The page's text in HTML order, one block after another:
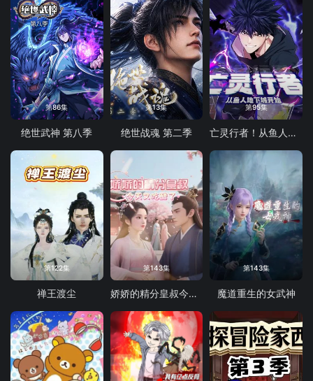
第86集
绝世武神 第八季
第13集
绝世战魂 第二季
第95集
亡灵行者！从鱼人地下城开始 动态漫画
第122集
禅王渡尘
第143集
娇娇的精分皇叔今天又吃醋了
第143集
魔道重生的女武神